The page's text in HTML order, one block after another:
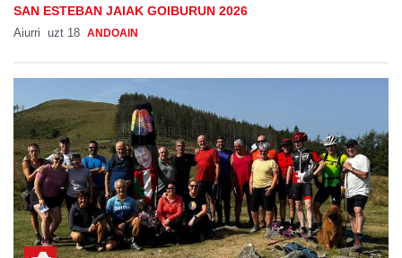
SAN ESTEBAN JAIAK GOIBURUN 2026
Aiurri uzt 18 ANDOAIN